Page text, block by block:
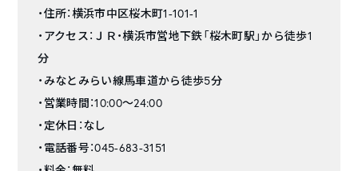
・住所：横浜市中区桜木町1-101-1
・アクセス：ＪＲ・横浜市営地下鉄「桜木町駅」から徒歩1
分
・みなとみらい線馬車道から徒歩5分
・営業時間：10:00〜24:00
・定休日：なし
・電話番号：045-683-3151